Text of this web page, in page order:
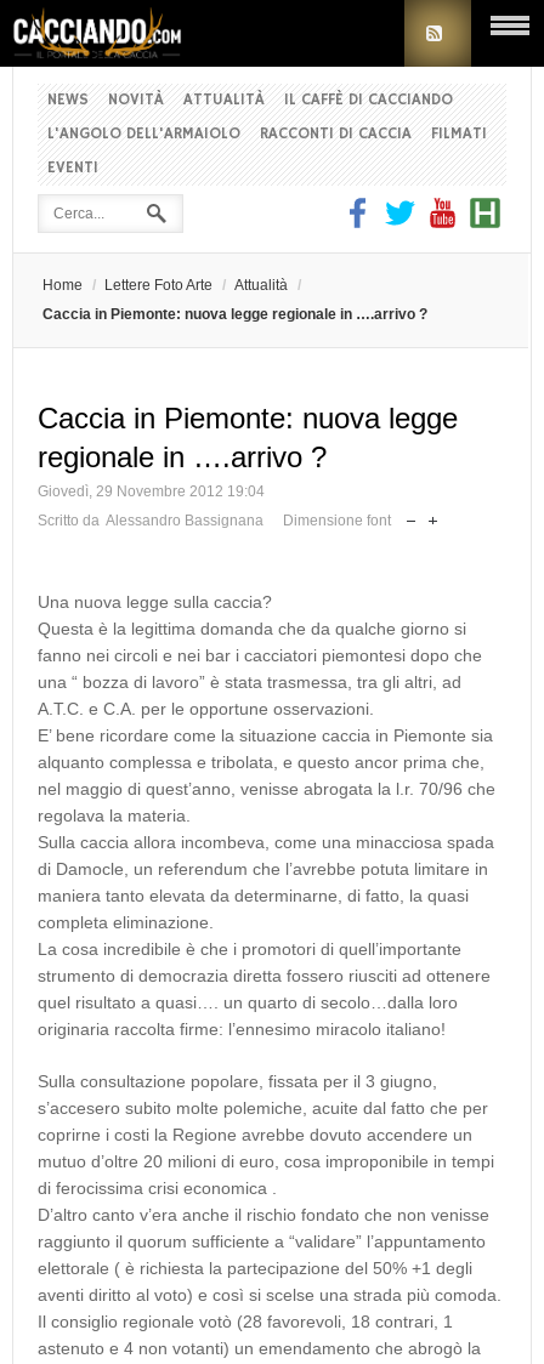
NEWS NOVITÀ ATTUALITÀ
IL CAFFÈ DI CACCIANDO
L'ANGOLO DELL'ARMAIOLO
RACCONTI DI CACCIA
FILMATI
EVENTI
Home / Lettere Foto Arte / Attualità /
Caccia in Piemonte: nuova legge regionale in ….arrivo ?
Caccia in Piemonte: nuova legge
regionale in ….arrivo ?
Giovedì, 29 Novembre 2012 19:04
Scritto da Alessandro Bassignana
Dimensione font
Una nuova legge sulla caccia?
Questa è la legittima domanda che da qualche giorno si
fanno nei circoli e nei bar i cacciatori piemontesi dopo che
una “ bozza di lavoro” è stata trasmessa, tra gli altri, ad
A.T.C. e C.A. per le opportune osservazioni.
E’ bene ricordare come la situazione caccia in Piemonte sia
alquanto complessa e tribolata, e questo ancor prima che,
nel maggio di quest’anno, venisse abrogata la l.r. 70/96 che
regolava la materia.
Sulla caccia allora incombeva, come una minacciosa spada
di Damocle, un referendum che l’avrebbe potuta limitare in
maniera tanto elevata da determinarne, di fatto, la quasi
completa eliminazione.
La cosa incredibile è che i promotori di quell’importante
strumento di democrazia diretta fossero riusciti ad ottenere
quel risultato a quasi…. un quarto di secolo…dalla loro
originaria raccolta firme: l’ennesimo miracolo italiano!
Sulla consultazione popolare, fissata per il 3 giugno,
s’accesero subito molte polemiche, acuite dal fatto che per
coprirne i costi la Regione avrebbe dovuto accendere un
mutuo d’oltre 20 milioni di euro, cosa improponibile in tempi
di ferocissima crisi economica .
D’altro canto v’era anche il rischio fondato che non venisse
raggiunto il quorum sufficiente a “validare” l’appuntamento
elettorale ( è richiesta la partecipazione del 50% +1 degli
aventi diritto al voto) e così si scelse una strada più comoda.
Il consiglio regionale votò (28 favorevoli, 18 contrari, 1
astenuto e 4 non votanti) un emendamento che abrogò la